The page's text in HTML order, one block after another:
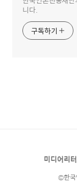
니다.
구독하기
미디어리
©한